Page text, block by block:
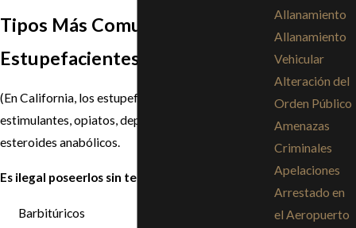
Tipos Más Comunes De
Estupefacientes O Drogas
(En California, los estupefacientes son narcóticos,
estimulantes, opiatos, depresivos, alucinógenos y
esteroides anabólicos.
Es ilegal poseerlos sin tener una receta médica).
Barbitúricos
Allanamiento
Allanamiento
Vehicular
Alteración del
Orden Público
Amenazas
Criminales
Apelaciones
Arrestado en
el Aeropuerto